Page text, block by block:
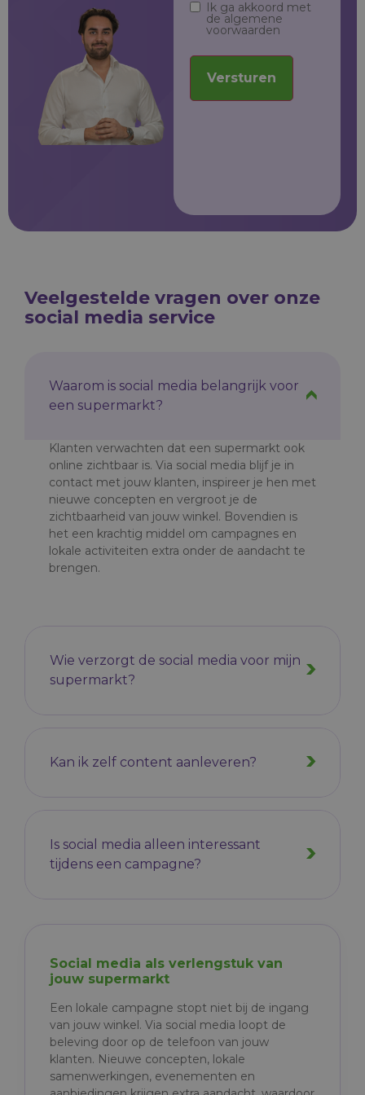
Ik ga akkoord met
de algemene
voorwaarden
Versturen
Veelgestelde vragen over onze
social media service
Waarom is social media belangrijk voor
een supermarkt?
Klanten verwachten dat een supermarkt ook
online zichtbaar is. Via social media blijf je in
contact met jouw klanten, inspireer je hen met
nieuwe concepten en vergroot je de
zichtbaarheid van jouw winkel. Bovendien is
het een krachtig middel om campagnes en
lokale activiteiten extra onder de aandacht te
brengen.
Wie verzorgt de social media voor mijn
supermarkt?
Kan ik zelf content aanleveren?
Is social media alleen interessant
tijdens een campagne?
Social media als verlengstuk van
jouw supermarkt
Een lokale campagne stopt niet bij de ingang
van jouw winkel. Via social media loopt de
beleving door op de telefoon van jouw
klanten. Nieuwe concepten, lokale
samenwerkingen, evenementen en